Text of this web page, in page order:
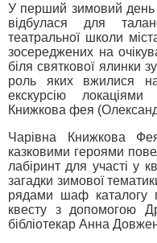
У перший зимовий день
відбулася для
театральної школи
зосереджених на
біля святкової ялинки
роль яких вжилися
екскурсію
Книжкова фея
Чарівна Книжкова
казковими героями
лабіринт для участі у
загадки зимової
рядами шаф каталогу
квесту з допомогою
бібліотекар Анна